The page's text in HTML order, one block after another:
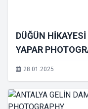
DÜĞÜN
YAPAR
28.01.2025